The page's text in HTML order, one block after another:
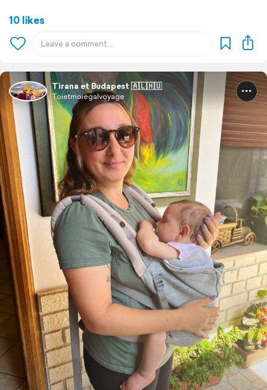
10 likes
Tirana et Budapest 🇦🇱🇭🇺
Toietmoiegalvoyage